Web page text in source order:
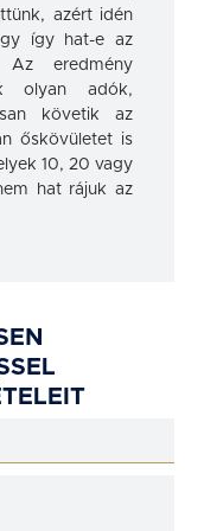
azért idén
így hat-e az
eredmény
olyan adók,
követik az
őskövületet is
10, 20 vagy
hat rájuk az